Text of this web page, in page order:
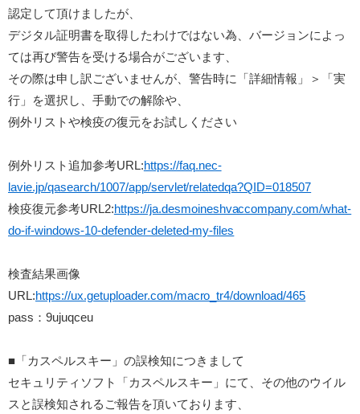
認定して頂けましたが、
デジタル証明書を取得したわけではない為、バージョンによっ
ては再び警告を受ける場合がございます、
その際は申し訳ございませんが、警告時に「詳細情報」＞「実
行」を選択し、手動での解除や、
例外リストや検疫の復元をお試しください
例外リスト追加参考URL:https://faq.nec-
lavie.jp/qasearch/1007/app/servlet/relatedqa?QID=018507
検疫復元参考URL2:https://ja.desmoineshvaccompany.com/what-
do-if-windows-10-defender-deleted-my-files
検査結果画像
URL:https://ux.getuploader.com/macro_tr4/download/465
pass：9ujuqceu
■「カスペルスキー」の誤検知につきまして
セキュリティソフト「カスペルスキー」にて、その他のウイル
スと誤検知されるご報告を頂いております、